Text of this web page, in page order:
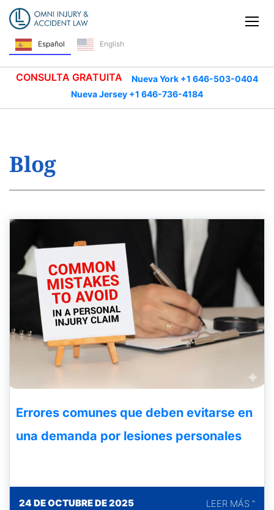
Saltar navegación
Español English
CONSULTA GRATUITA
Nueva York +1 646-503-0404
Nueva Jersey +1 646-736-4184
Blog
Errores comunes que deben evitarse en
una demanda por lesiones personales
24 DE OCTUBRE DE 2025 LEER MÁS "